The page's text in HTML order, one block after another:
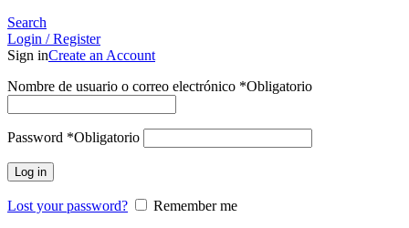
Search
Login / Register
Sign inCreate an Account
Nombre de usuario o correo electrónico *Obligatorio
Password *Obligatorio
Log in
Lost your password?
Remember me